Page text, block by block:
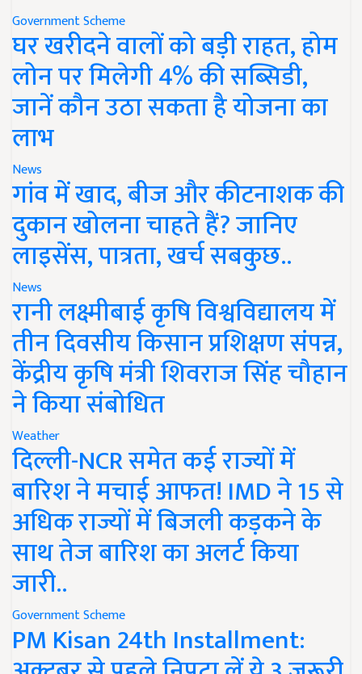
Government Scheme
घर खरीदने वालों को बड़ी राहत, होम
लोन पर मिलेगी 4% की सब्सिडी,
जानें कौन उठा सकता है योजना का
लाभ
News
गांव में खाद, बीज और कीटनाशक की
दुकान खोलना चाहते हैं? जानिए
लाइसेंस, पात्रता, खर्च सबकुछ..
News
रानी लक्ष्मीबाई कृषि विश्वविद्यालय में
तीन दिवसीय किसान प्रशिक्षण संपन्न,
केंद्रीय कृषि मंत्री शिवराज सिंह चौहान
ने किया संबोधित
Weather
दिल्ली-NCR समेत कई राज्यों में
बारिश ने मचाई आफत! IMD ने 15 से
अधिक राज्यों में बिजली कड़कने के
साथ तेज बारिश का अलर्ट किया
जारी..
Government Scheme
PM Kisan 24th Installment: